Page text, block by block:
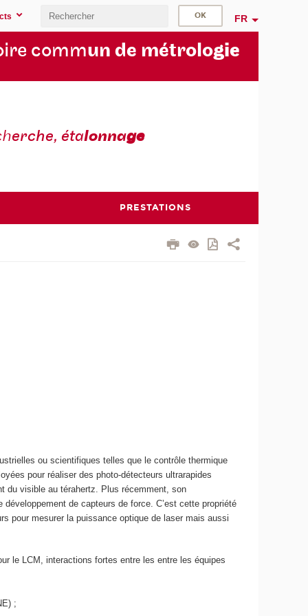
FR
commun de métrologie
erche, étalonnage
PRESTATIONS
ou scientifiques telles que le contrôle thermique
pour réaliser des photo-détecteurs ultrarapides
du visible au térahertz. Plus récemment, son
de capteurs de force. C’est cette propriété
pour mesurer la puissance optique de laser mais aussi
le LCM, interactions fortes entre les entre les équipes
;